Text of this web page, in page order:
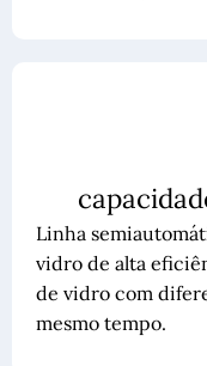
Linha
vidro de alta
de vidro com
mesmo tempo.